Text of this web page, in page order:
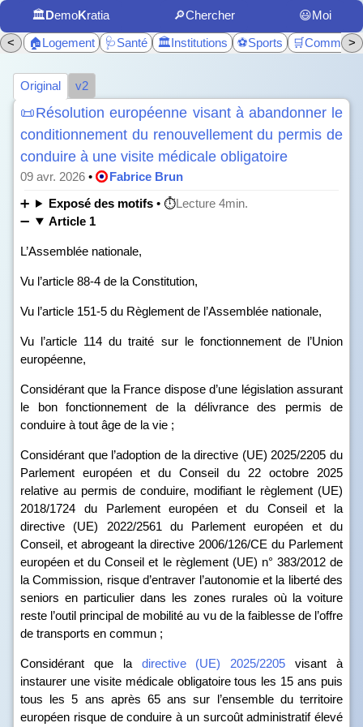
🏛️DemoKratia 🔎Chercher
😃Moi
<
🏠Logement 🩺Santé 🏛️Institutions ⚽Sports >
Original v2
📜Résolution européenne visant à abandonner le
conditionnement du renouvellement du permis de
conduire à une visite médicale obligatoire
09 avr. 2026 •
Fabrice Brun
Exposé des motifs• ⏱️Lecture 4min.
Article 1
L’Assemblée nationale,
Vu l’article 88‑4 de la Constitution,
Vu l’article 151‑5 du Règlement de l’Assemblée nationale,
Vu l’article 114 du traité sur le fonctionnement de l’Union
européenne,
Considérant que la France dispose d’une législation assurant
le bon fonctionnement de la délivrance des permis de
conduire à tout âge de la vie ;
Considérant que l’adoption de la directive (UE) 2025/2205 du
Parlement européen et du Conseil du 22 octobre 2025
relative au permis de conduire, modifiant le règlement (UE)
2018/1724 du Parlement européen et du Conseil et la
directive (UE) 2022/2561 du Parlement européen et du
Conseil, et abrogeant la directive 2006/126/CE du Parlement
européen et du Conseil et le règlement (UE) n° 383/2012 de
la Commission, risque d’entraver l’autonomie et la liberté des
seniors en particulier dans les zones rurales où la voiture
reste l’outil principal de mobilité au vu de la faiblesse de l’offre
de transports en commun ;
Considérant que la directive (UE) 2025/2205visant à
instaurer une visite médicale obligatoire tous les 15 ans puis
tous les 5 ans après 65 ans sur l’ensemble du territoire
européen risque de conduire à un surcoût administratif élevé